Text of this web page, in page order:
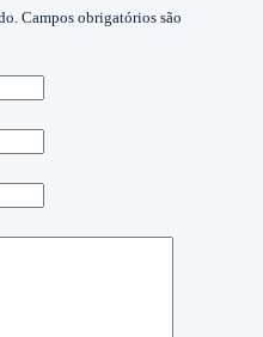
Campos obrigatórios são